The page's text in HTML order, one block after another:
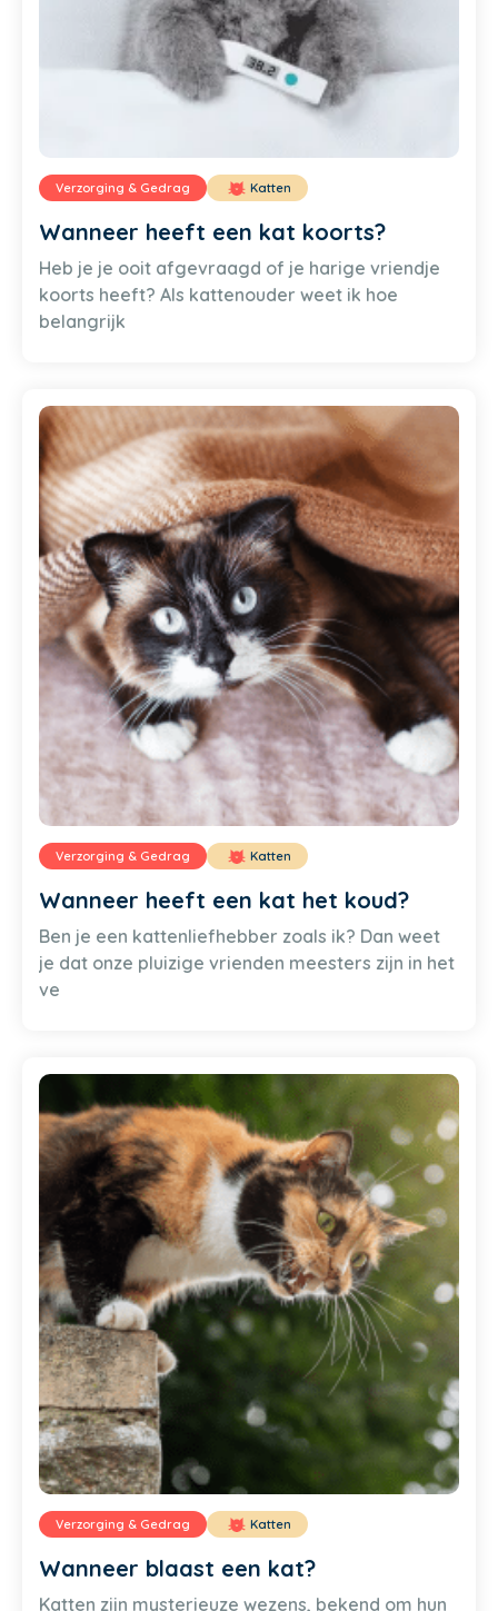
Verzorging & Gedrag Katten
Wanneer heeft een kat koorts?
Heb je je ooit afgevraagd of je harige vriendje
koorts heeft? Als kattenouder weet ik hoe
belangrijk
Verzorging & Gedrag Katten
Wanneer heeft een kat het koud?
Ben je een kattenliefhebber zoals ik? Dan weet
je dat onze pluizige vrienden meesters zijn in het
ve
Verzorging & Gedrag Katten
Wanneer blaast een kat?
Katten zijn mysterieuze wezens, bekend om hun